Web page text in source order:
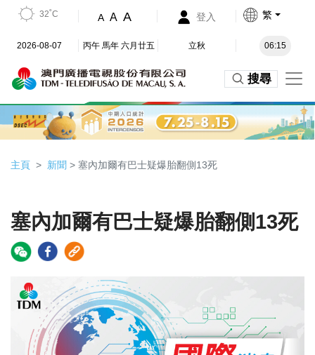
32˚C A A A 登入 繁
2026-08-07 丙午 馬年 六月廿五 立秋 06:15
搜尋
主頁 新聞 > 塞內加爾有巴士疑爆胎翻側13死
塞內加爾有巴士疑爆胎翻側13死